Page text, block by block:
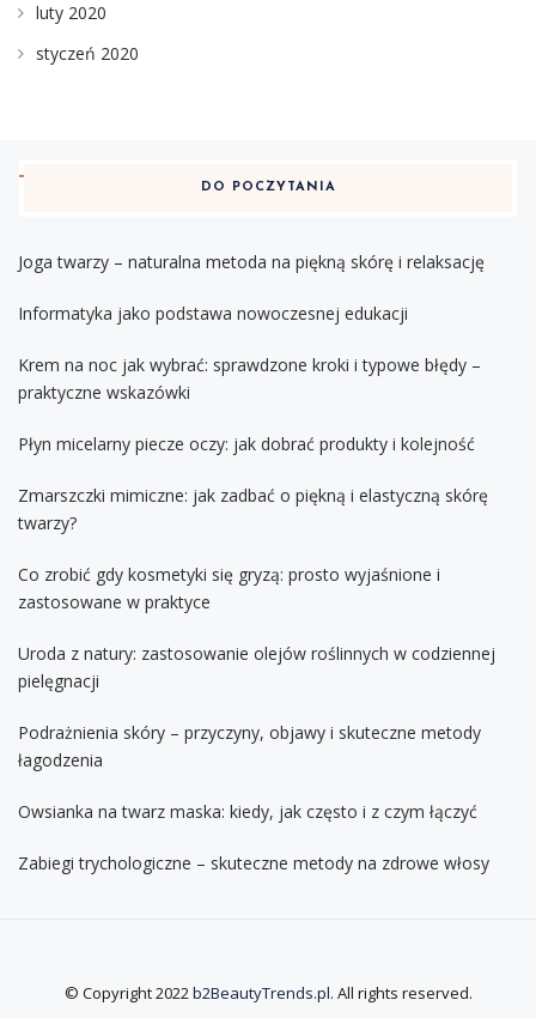
luty 2020
styczeń 2020
DO POCZYTANIA
Joga twarzy – naturalna metoda na piękną skórę i relaksację
Informatyka jako podstawa nowoczesnej edukacji
Krem na noc jak wybrać: sprawdzone kroki i typowe błędy –
praktyczne wskazówki
Płyn micelarny piecze oczy: jak dobrać produkty i kolejność
Zmarszczki mimiczne: jak zadbać o piękną i elastyczną skórę
twarzy?
Co zrobić gdy kosmetyki się gryzą: prosto wyjaśnione i
zastosowane w praktyce
Uroda z natury: zastosowanie olejów roślinnych w codziennej
pielęgnacji
Podrażnienia skóry – przyczyny, objawy i skuteczne metody
łagodzenia
Owsianka na twarz maska: kiedy, jak często i z czym łączyć
Zabiegi trychologiczne – skuteczne metody na zdrowe włosy
© Copyright 2022b2BeautyTrends.pl. All rights reserved.